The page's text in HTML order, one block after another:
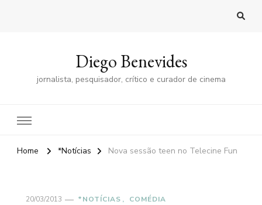
Diego Benevides
jornalista, pesquisador, crítico e curador de cinema
Home *Notícias Nova sessão teen no Telecine Fun
20/03/2013 *NOTÍCIAS COMÉDIA